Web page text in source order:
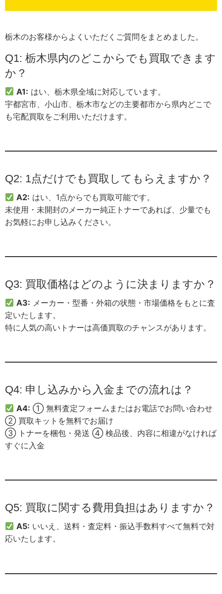
栃木のお客様からよくいただくご質問をまとめました。
Q1: 栃木県内のどこからでも買取できます
か？
A1: はい、栃木県全域に対応しています。
宇都宮市、小山市、栃木市などの主要都市から県内どこで
も宅配買取をご利用いただけます。
Q2: 1点だけでも買取してもらえますか？
A2: はい、1点からでも買取可能です。
未使用・未開封のメーカー純正トナーであれば、少量でも
お気軽にお申し込みください。
Q3: 買取価格はどのように決まりますか？
A3: メーカー・型番・外箱の状態・市場価格をもとに査
定いたします。
特に人気の高いトナーは高価買取のチャンスがあります。
Q4: 申し込みから入金までの流れは？
A4: ① 無料査定フォームまたはお電話でお問い合わせ
② 買取キットを無料でお届け
③ トナーを梱包・発送 ④ 検品後、内容に相違がなければ
すぐに入金
Q5: 買取に関する費用負担はありますか？
A5: いいえ、送料・査定料・振込手数料すべて無料で対
応いたします。